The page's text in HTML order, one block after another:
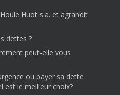
Huot s.a. et agrandit
dettes ?
peut-elle vous
ou payer sa dette
est le meilleur choix?